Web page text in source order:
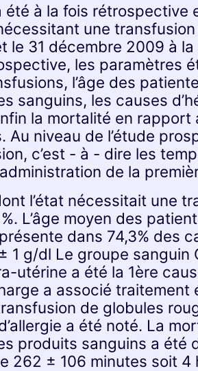
été à la fois rétrospective
une
le 31 décembre 2009 à
les paramètres
l’âge des
sanguins, les causes
la mortalité en rapport
niveau de l’étude
c’est - à - dire les
de la
l’état nécessitait une
L’âge moyen des
dans 74,3% des
1 g/dl Le groupe sanguin
utérine a été la 1ère
a associé traitement
de globules
a été noté. La
produits sanguins a été
262 ± 106 minutes soit 4